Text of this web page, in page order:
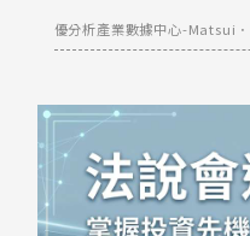
優分析產業數據中心-Matsui ．